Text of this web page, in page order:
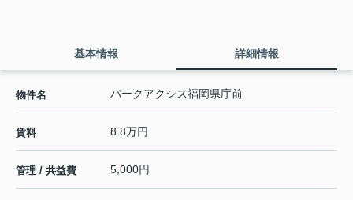
基本情報 詳細情報
物件名 パークアクシス福岡県庁前
賃料 8.8万円
管理 / 共益費 5,000円